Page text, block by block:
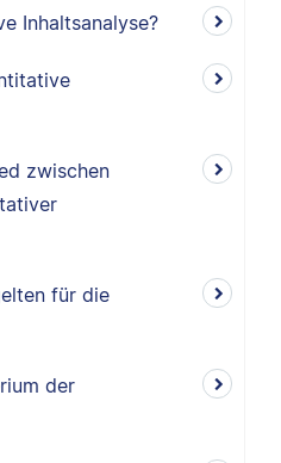
Inhaltsanalyse?
zwischen
für die
der